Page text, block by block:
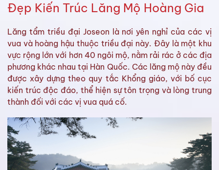
Đẹp Kiến Trúc Lăng Mộ Hoàng Gia
Lăng tẩm triều đại Joseon là nơi yên nghỉ của các vị
vua và hoàng hậu thuộc triều đại này. Đây là một khu
vực rộng lớn với hơn 40 ngôi mộ, nằm rải rác ở các địa
phương khác nhau tại Hàn Quốc. Các lăng mộ này đều
được xây dựng theo quy tắc Khổng giáo, với bố cục
kiến trúc độc đáo, thể hiện sự tôn trọng và lòng trung
thành đối với các vị vua quá cố.